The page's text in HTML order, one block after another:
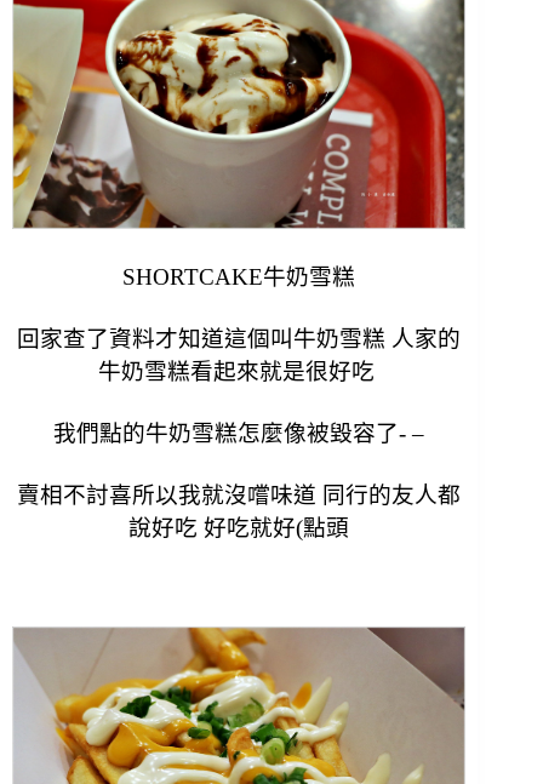
SHORTCAKE牛奶雪糕
回家查了資料才知道這個叫牛奶雪糕 人家的
牛奶雪糕看起來就是很好吃
我們點的牛奶雪糕怎麼像被毀容了- –
賣相不討喜所以我就沒嚐味道 同行的友人都
說好吃 好吃就好(點頭